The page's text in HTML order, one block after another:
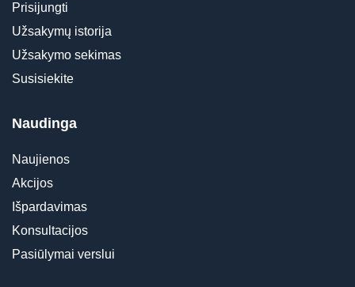
Prisijungti
Užsakymų istorija
Užsakymo sekimas
Susisiekite
Naudinga
Naujienos
Akcijos
Išpardavimas
Konsultacijos
Pasiūlymai verslui